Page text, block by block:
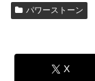
パワーストーン
X